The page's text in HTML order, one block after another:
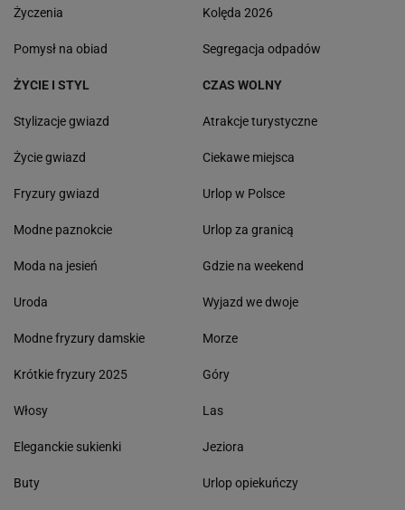
Życzenia
Pomysł na obiad
Kolęda 2026
Segregacja odpadów
ŻYCIE I STYL
Stylizacje gwiazd
Życie gwiazd
Fryzury gwiazd
Modne paznokcie
Moda na jesień
Uroda
Modne fryzury damskie
Krótkie fryzury 2025
Włosy
Eleganckie sukienki
Buty
CZAS WOLNY
Atrakcje turystyczne
Ciekawe miejsca
Urlop w Polsce
Urlop za granicą
Gdzie na weekend
Wyjazd we dwoje
Morze
Góry
Las
Jeziora
Urlop opiekuńczy